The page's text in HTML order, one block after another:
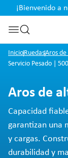
Saltar a la
¡Bienvenido a
InicioRuedasAros
Servicio Pesado |
Aros de
Capacidad
garantizan una
y cargas.
durabilidad y